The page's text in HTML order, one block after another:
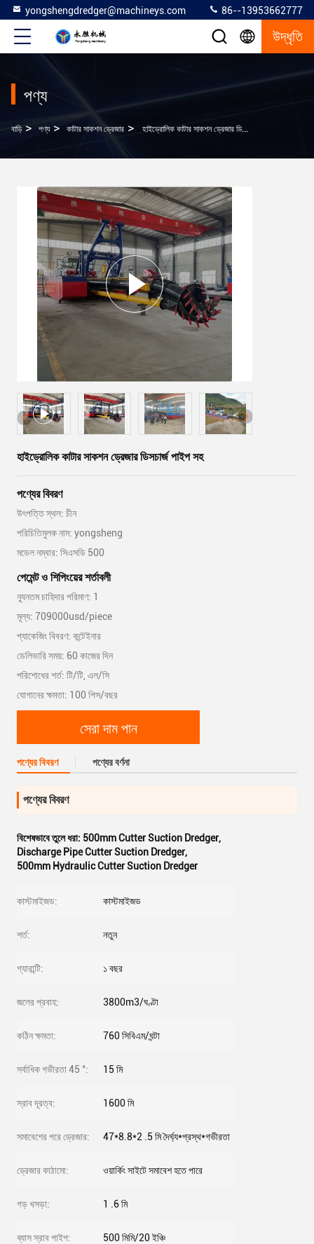
yongshengdredger@machineys.com 86--13953662777
উদ্ধৃতি
পণ্য
বাড়ি > পণ্য > কাটার সাকশন ড্রেজার > হাইড্রোলিক কাটার সাকশন ড্রেজার ডিসচার্জ পাইপ সহ
হাইড্রোলিক কাটার সাকশন ড্রেজার ডিসচার্জ পাইপ সহ
পণ্যের বিবরণ
উৎপত্তি স্থল: চীন
পরিচিতিমুলক নাম: yongsheng
মডেল নম্বার: সিএসডি 500
পেমেন্ট ও শিপিংয়ের শর্তাবলী
ন্যূনতম চাহিদার পরিমাণ: 1
মূল্য: 709000usd/piece
প্যাকেজিং বিবরণ: কন্টেইনার
ডেলিভারি সময়: 60 কাজের দিন
পরিশোধের শর্ত: টি/টি, এল/সি
যোগানের ক্ষমতা: 100 পিস/বছর
সেরা দাম পান
পণ্যের বিবরণ পণ্যের বর্ণনা
পণ্যের বিবরণ
বিশেষভাবে তুলে ধরা: 500mm Cutter Suction Dredger,
Discharge Pipe Cutter Suction Dredger,
500mm Hydraulic Cutter Suction Dredger
কাস্টমাইজড: কাস্টমাইজড
শর্ত: নতুন
গ্যারান্টি: ১ বছর
জলের প্রবাহ: 3800m3/ঘণ্টা
কঠিন ক্ষমতা: 760 সিবিএম/ঘন্টা
সর্বাধিক গভীরতা 45 °: 15 মি
স্রাব দূরত্ব: 1600 মি
সমাবেশের পরে ড্রেজার: 47*8.8*2 .5 মি দৈর্ঘ্য*প্রস্থ*গভীরতা
ড্রেজার কাঠামো: ওয়ার্কিং সাইটে সমাবেশ হতে পারে
গড় খসড়া: 1 .6 মি
ব্যাস স্রাব পাইপ: 500 মিমি/20 ইঞ্চি